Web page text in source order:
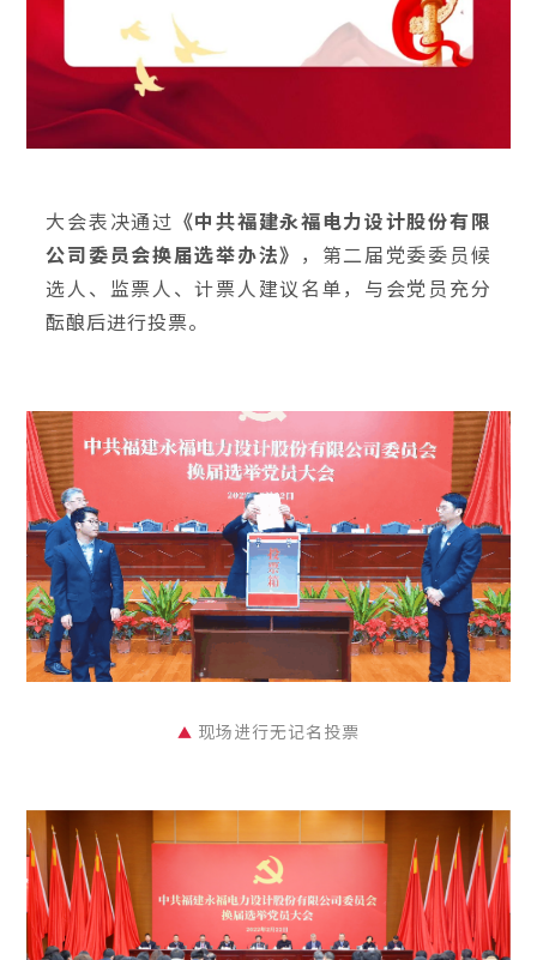
大会表决通过 《中共福建永福电力设计股份有限
公司委员会换届选举办法》 ，第二届党委委员候
选人、监票人、计票人建议名单，与会党员充分
酝酿后进行投票。
▲ 现场进行无记名投票